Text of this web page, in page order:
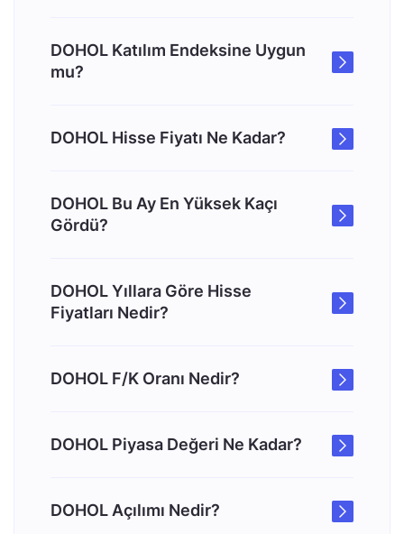
DOHOL Katılım Endeksine Uygun
mu?
DOHOL Hisse Fiyatı Ne Kadar?
DOHOL Bu Ay En Yüksek Kaçı
Gördü?
DOHOL Yıllara Göre Hisse
Fiyatları Nedir?
DOHOL F/K Oranı Nedir?
DOHOL Piyasa Değeri Ne Kadar?
DOHOL Açılımı Nedir?